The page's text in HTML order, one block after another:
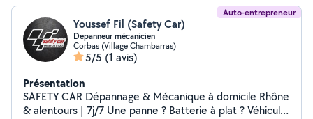
Auto-entrepreneur
Youssef Fil (Safety Car)
Depanneur mécanicien
Corbas (Village Chambarras)
5/5 (1 avis)
Présentation
SAFETY CAR Dépannage & Mécanique à domicile Rhône
& alentours | 7j/7 Une panne ? Batterie à plat ? Véhicule